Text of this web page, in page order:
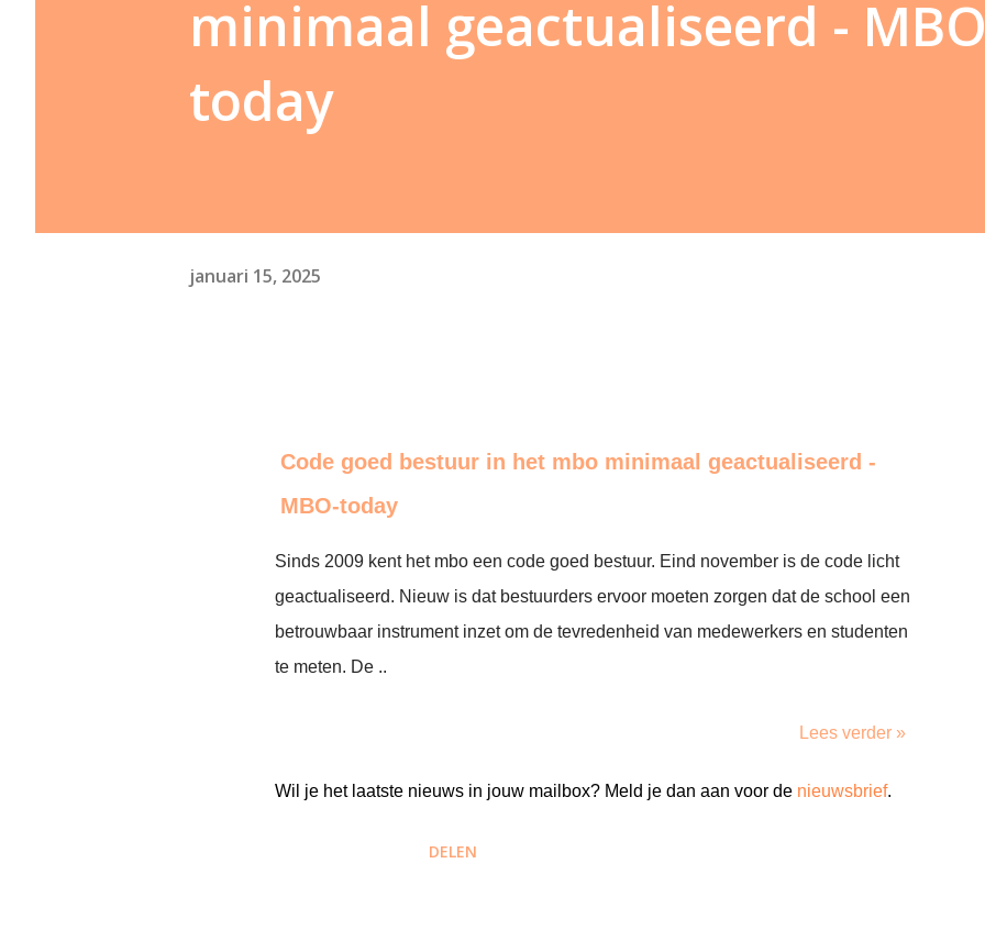
minimaal geactualiseerd -
today
januari 15, 2025
Code goed bestuur in het mbo minimaal geactualiseerd -
MBO-today
Sinds 2009 kent het mbo een code goed bestuur. Eind november is de code licht
geactualiseerd. Nieuw is dat bestuurders ervoor moeten zorgen dat de school een
betrouwbaar instrument inzet om de tevredenheid van medewerkers en studenten
te meten. De ..
Lees verder »
Wil je het laatste nieuws in jouw mailbox? Meld je dan aan voor de nieuwsbrief.
DELEN